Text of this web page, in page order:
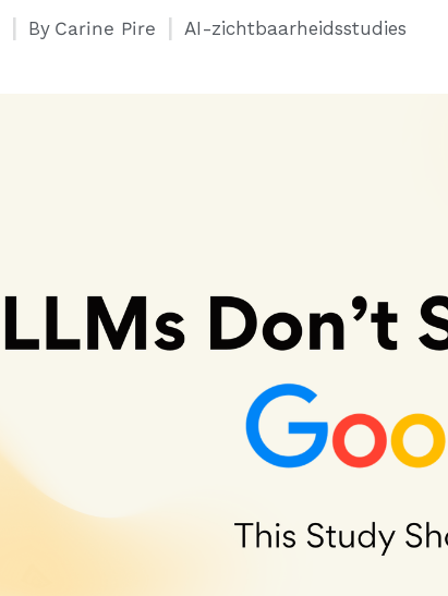
I By Carine Pire I AI-zichtbaarheidsstudies